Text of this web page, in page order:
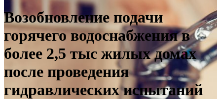
Возобновление подачи
горячего водоснабжения в
более 2,5 тыс жилых домах
после проведения
гидравлических испытаний